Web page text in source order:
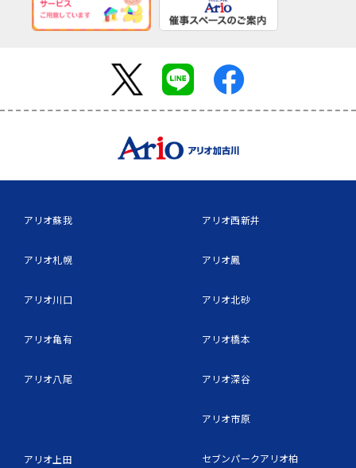
アリオ蘇我
アリオ札幌
アリオ川口
アリオ亀有
アリオ八尾
アリオ上田
アリオ西新井
アリオ鳳
アリオ北砂
アリオ橋本
アリオ深谷
アリオ市原
セブンパークアリオ柏